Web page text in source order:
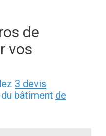
de
vos
3 devis
bâtiment de